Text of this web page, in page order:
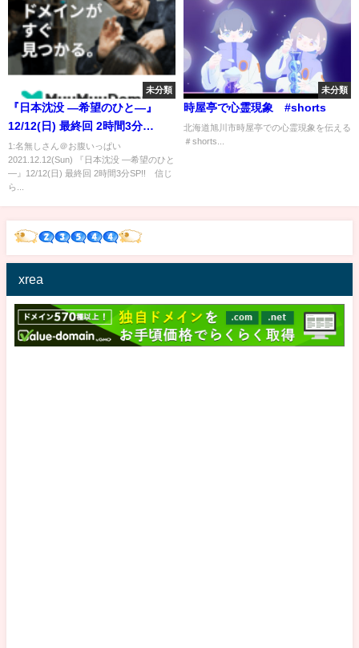
未分類
『日本沈没 ―希望のひと―』
12/12(日) 最終回 2時間3分
SP!! 信じられるリーダーはい
るか。【TBS】
1:名無しさん＠お腹いっぱい
2021.12.12(Sun) 『日本沈没 ―希望のひと
―』12/12(日) 最終回 2時間3分SP!! 信じ
ら...
未分類
時屋亭で心霊現象 #shorts
北海道旭川市時屋亭での心霊現象を伝える
＃shorts...
xrea